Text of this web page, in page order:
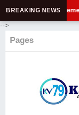
-->
Pages
BREAKING NEWS
Pemerintah